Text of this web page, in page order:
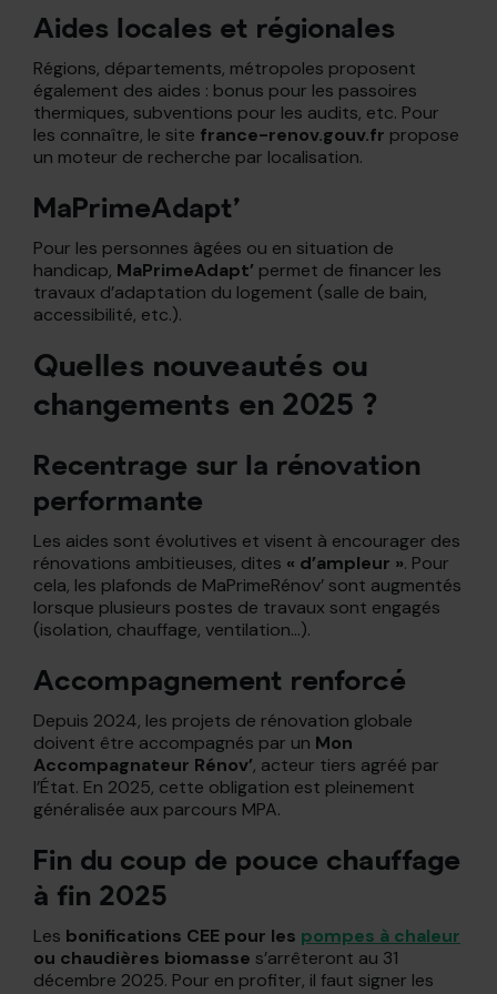
Aides locales et régionales
Régions, départements, métropoles proposent
également des aides : bonus pour les passoires
thermiques, subventions pour les audits, etc. Pour
les connaître, le site france-renov.gouv.fr propose
un moteur de recherche par localisation.
MaPrimeAdapt’
Pour les personnes âgées ou en situation de
handicap, MaPrimeAdapt’ permet de financer les
travaux d’adaptation du logement (salle de bain,
accessibilité, etc.).
Quelles nouveautés ou
changements en 2025 ?
Recentrage sur la rénovation
performante
Les aides sont évolutives et visent à encourager des
rénovations ambitieuses, dites « d’ampleur ». Pour
cela, les plafonds de MaPrimeRénov’ sont augmentés
lorsque plusieurs postes de travaux sont engagés
(isolation, chauffage, ventilation…).
Accompagnement renforcé
Depuis 2024, les projets de rénovation globale
doivent être accompagnés par un Mon
Accompagnateur Rénov’, acteur tiers agréé par
l’État. En 2025, cette obligation est pleinement
généralisée aux parcours MPA.
Fin du coup de pouce chauffage
à fin 2025
Les bonifications CEE pour les pompes à chaleur
ou chaudières biomasse s’arrêteront au 31
décembre 2025. Pour en profiter, il faut signer les